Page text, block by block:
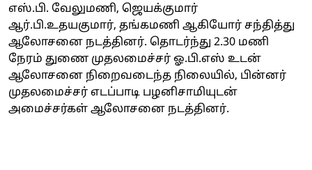
எஸ்.பி. வேலுமணி, ஜெயக்குமார்
ஆர்.பி.உதயகுமார், தங்கமணி ஆகியோர் சந்தித்து
ஆலோசனை நடத்தினர். தொடர்ந்து 2.30 மணி
நேரம் துணை முதலமைச்சர் ஓ.பி.எஸ் உடன்
ஆலோசனை நிறைவடைந்த நிலையில், பின்னர்
முதலமைச்சர் எடப்பாடி பழனிசாமியுடன்
அமைச்சர்கள் ஆலோசனை நடத்தினர்.